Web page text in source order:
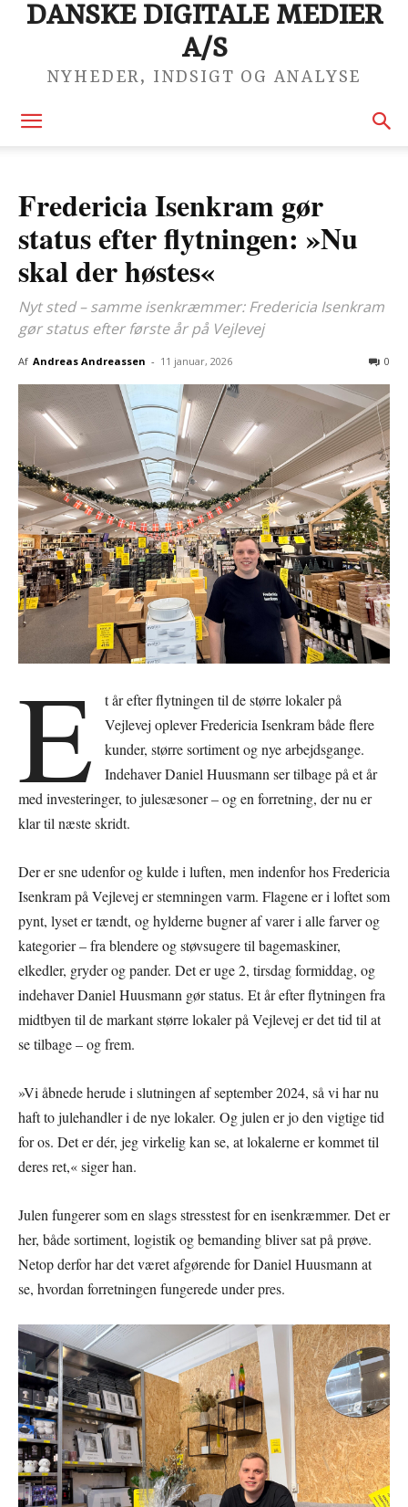
DANSKE DIGITALE MEDIER
A/S
NYHEDER, INDSIGT OG ANALYSE
Fredericia Isenkram gør
status efter flytningen: »Nu
skal der høstes«
Nyt sted – samme isenkræmmer: Fredericia Isenkram
gør status efter første år på Vejlevej
Af Andreas Andreassen - 11 januar, 2026 0
E
t år efter flytningen til de større lokaler på
Vejlevej oplever Fredericia Isenkram både flere
kunder, større sortiment og nye arbejdsgange.
Indehaver Daniel Huusmann ser tilbage på et år
med investeringer, to julesæsoner – og en forretning, der nu er
klar til næste skridt.
Der er sne udenfor og kulde i luften, men indenfor hos Fredericia
Isenkram på Vejlevej er stemningen varm. Flagene er i loftet som
pynt, lyset er tændt, og hylderne bugner af varer i alle farver og
kategorier – fra blendere og støvsugere til bagemaskiner,
elkedler, gryder og pander. Det er uge 2, tirsdag formiddag, og
indehaver Daniel Huusmann gør status. Et år efter flytningen fra
midtbyen til de markant større lokaler på Vejlevej er det tid til at
se tilbage – og frem.
»Vi åbnede herude i slutningen af september 2024, så vi har nu
haft to julehandler i de nye lokaler. Og julen er jo den vigtige tid
for os. Det er dér, jeg virkelig kan se, at lokalerne er kommet til
deres ret,« siger han.
Julen fungerer som en slags stresstest for en isenkræmmer. Det er
her, både sortiment, logistik og bemanding bliver sat på prøve.
Netop derfor har det været afgørende for Daniel Huusmann at
se, hvordan forretningen fungerede under pres.